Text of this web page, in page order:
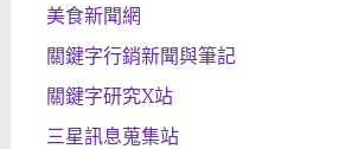
美食新聞網
關鍵字行銷新聞與筆記
關鍵字研究X站
三星訊息蒐集站